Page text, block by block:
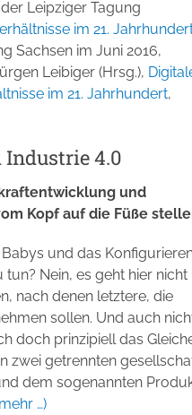
Leipziger Tagung
im 21.
Sachsen im Juni 2016,
Leibiger (Hrsg.),
im 21. Jahrhundert,
Industrie 4.0
und
Kopf auf die Füße
und das
Nein, es geht hier nicht
nach denen letztere, die
sollen. Und auch
doch prinzipiell das
zwei getrennten
dem sogenannten
…)